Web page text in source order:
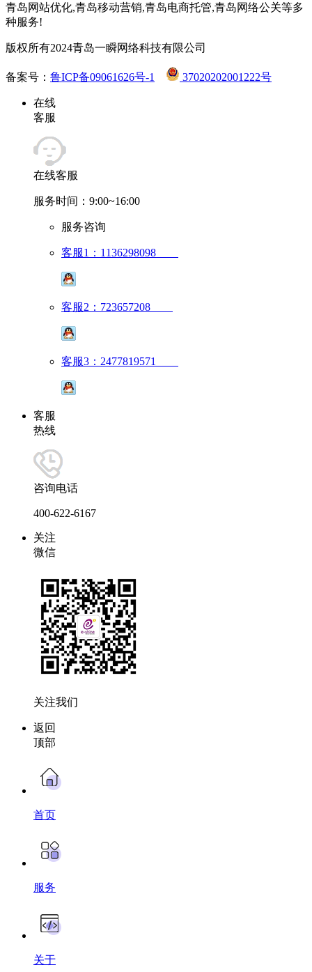
青岛网站优化,青岛移动营销,青岛电商托管,青岛网络公关等多
种服务!
版权所有2024青岛一瞬网络科技有限公司
备案号： 鲁ICP备09061626号-1 37020202001222号
在线
客服
在线客服
服务时间：9:00~16:00
服务咨询
客服1：1136298098
客服2：723657208
客服3：2477819571
客服
热线
咨询电话
400-622-6167
关注
微信
关注我们
返回
顶部
首页
服务
关于